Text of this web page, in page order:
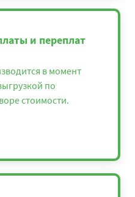
и переплат
в момент
по
стоимости.